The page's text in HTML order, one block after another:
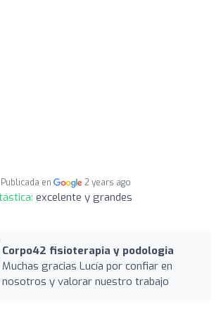
Publicada en 2 years ago
excelente y grandes
Corpo42 fisioterapia y podologia
Muchas gracias Lucía por confiar en
nosotros y valorar nuestro trabajo